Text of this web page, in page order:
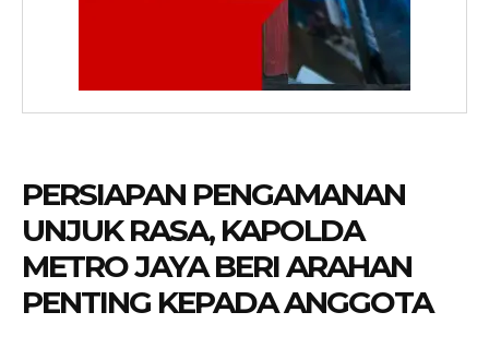
PERSIAPAN PENGAMANAN
UNJUK RASA, KAPOLDA
METRO JAYA BERI ARAHAN
PENTING KEPADA ANGGOTA